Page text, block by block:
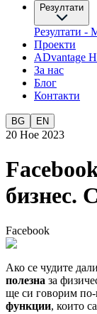
Резултати
Резултати -
Проекти
ADvantage
За нас
Блог
Контакти
BG EN
20 Ное 2023
бизнес.
Facebook
Ако се чудите
полезна за
ще си говорим по-
функции, които